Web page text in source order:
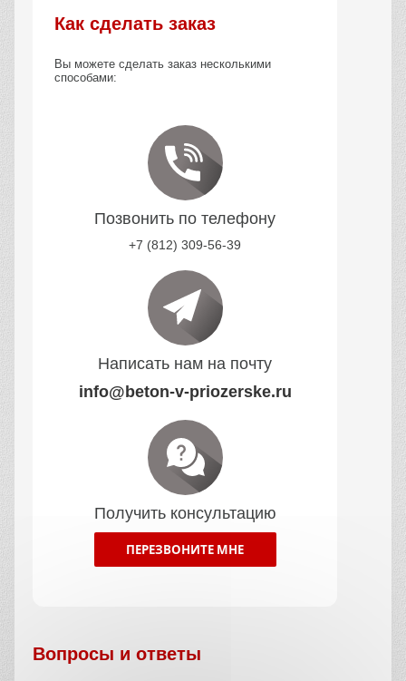
Как сделать заказ
Вы можете сделать заказ несколькими
способами:
Позвонить по телефону
+7 (812) 309-56-39
Написать нам на почту
info@beton-v-priozerske.ru
Получить консультацию
ПЕРЕЗВОНИТЕ МНЕ
Вопросы и ответы